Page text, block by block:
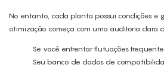
No entanto, cada planta possui condições e
otimização começa com uma auditoria clara
Se você enfrentar flutuações
Seu banco de dados de